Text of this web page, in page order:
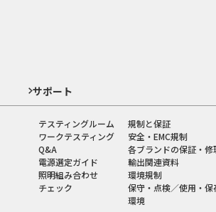
サポート
テスティングルーム
ワークテスティング
Q&A
電源選定ガイド
照明組み合わせ
チェック
規制と保証
安全・EMC規制
各ブランドの保証・修
輸出関連資料
環境規制
保守・点検／使用・保
環境